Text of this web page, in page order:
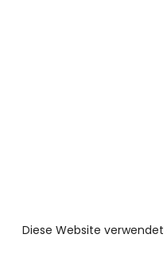
Diese Website